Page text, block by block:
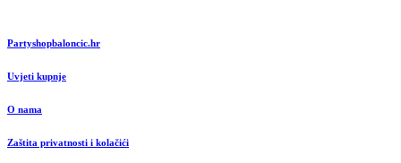
Partyshopbaloncic.hr
Uvjeti kupnje
O nama
Zaštita privatnosti i kolačići